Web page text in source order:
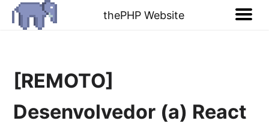
thePHP Website
[REMOTO]
Desenvolvedor (a) React